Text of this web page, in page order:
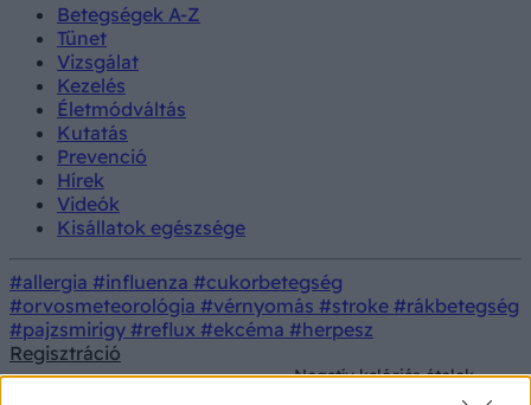
Betegségek A-Z
Tünet
Vizsgálat
Kezelés
Életmódváltás
Kutatás
Prevenció
Hírek
Videók
Kisállatok egészsége
#allergia #influenza #cukorbetegség
#orvosmeteorológia #vérnyomás #stroke #rákbetegség
#pajzsmirigy #reflux #ekcéma #herpesz
Regisztráció
Negatív kalóriás ételek -